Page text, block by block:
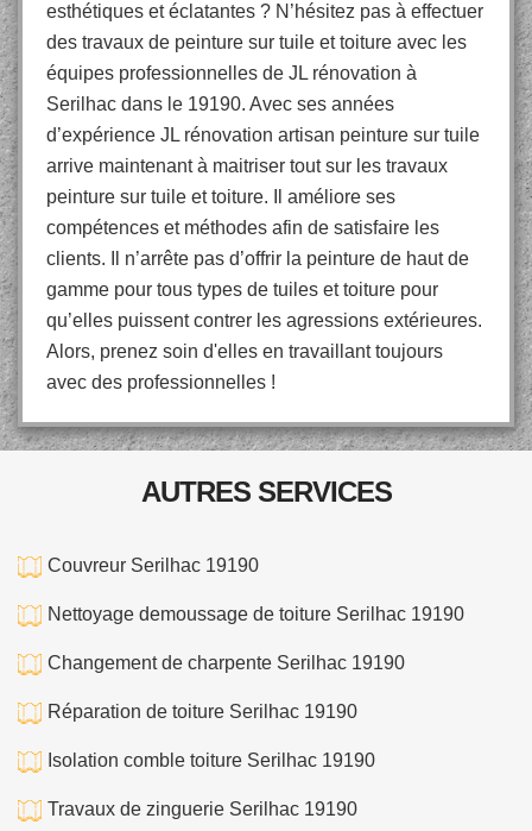
esthétiques et éclatantes ? N’hésitez pas à effectuer
des travaux de peinture sur tuile et toiture avec les
équipes professionnelles de JL rénovation à
Serilhac dans le 19190. Avec ses années
d’expérience JL rénovation artisan peinture sur tuile
arrive maintenant à maitriser tout sur les travaux
peinture sur tuile et toiture. Il améliore ses
compétences et méthodes afin de satisfaire les
clients. Il n’arrête pas d’offrir la peinture de haut de
gamme pour tous types de tuiles et toiture pour
qu’elles puissent contrer les agressions extérieures.
Alors, prenez soin d'elles en travaillant toujours
avec des professionnelles !
AUTRES SERVICES
Couvreur Serilhac 19190
Nettoyage demoussage de toiture Serilhac 19190
Changement de charpente Serilhac 19190
Réparation de toiture Serilhac 19190
Isolation comble toiture Serilhac 19190
Travaux de zinguerie Serilhac 19190